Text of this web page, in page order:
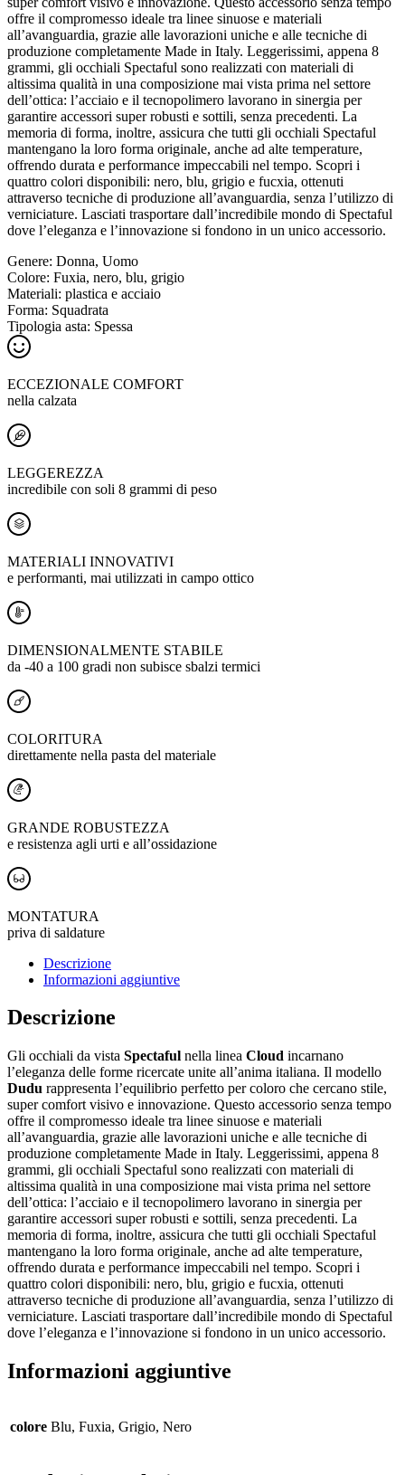
offre il compromesso ideale tra linee sinuose e materiali
all’avanguardia, grazie alle lavorazioni uniche e alle tecniche di
produzione completamente Made in Italy. Leggerissimi, appena 8
grammi, gli occhiali Spectaful sono realizzati con materiali di
altissima qualità in una composizione mai vista prima nel settore
dell’ottica: l’acciaio e il tecnopolimero lavorano in sinergia per
garantire accessori super robusti e sottili, senza precedenti. La
memoria di forma, inoltre, assicura che tutti gli occhiali Spectaful
mantengano la loro forma originale, anche ad alte temperature,
offrendo durata e performance impeccabili nel tempo. Scopri i
quattro colori disponibili: nero, blu, grigio e fucxia, ottenuti
attraverso tecniche di produzione all’avanguardia, senza l’utilizzo di
verniciature. Lasciati trasportare dall’incredibile mondo di Spectaful
dove l’eleganza e l’innovazione si fondono in un unico accessorio.
Genere: Donna, Uomo
Colore: Fuxia, nero, blu, grigio
Materiali: plastica e acciaio
Forma: Squadrata
Tipologia asta: Spessa
ECCEZIONALE COMFORT
nella calzata
LEGGEREZZA
incredibile con soli 8 grammi di peso
MATERIALI INNOVATIVI
e performanti, mai utilizzati in campo ottico
DIMENSIONALMENTE STABILE
da -40 a 100 gradi non subisce sbalzi termici
COLORITURA
direttamente nella pasta del materiale
GRANDE ROBUSTEZZA
e resistenza agli urti e all’ossidazione
MONTATURA
priva di saldature
Descrizione
Informazioni aggiuntive
Descrizione
Gli occhiali da vista Spectaful nella linea Cloud incarnano
l’eleganza delle forme ricercate unite all’anima italiana. Il modello
Dudu rappresenta l’equilibrio perfetto per coloro che cercano stile,
super comfort visivo e innovazione. Questo accessorio senza tempo
offre il compromesso ideale tra linee sinuose e materiali
all’avanguardia, grazie alle lavorazioni uniche e alle tecniche di
produzione completamente Made in Italy. Leggerissimi, appena 8
grammi, gli occhiali Spectaful sono realizzati con materiali di
altissima qualità in una composizione mai vista prima nel settore
dell’ottica: l’acciaio e il tecnopolimero lavorano in sinergia per
garantire accessori super robusti e sottili, senza precedenti. La
memoria di forma, inoltre, assicura che tutti gli occhiali Spectaful
mantengano la loro forma originale, anche ad alte temperature,
offrendo durata e performance impeccabili nel tempo. Scopri i
quattro colori disponibili: nero, blu, grigio e fucxia, ottenuti
attraverso tecniche di produzione all’avanguardia, senza l’utilizzo di
verniciature. Lasciati trasportare dall’incredibile mondo di Spectaful
dove l’eleganza e l’innovazione si fondono in un unico accessorio.
Informazioni aggiuntive
colore Blu, Fuxia, Grigio, Nero